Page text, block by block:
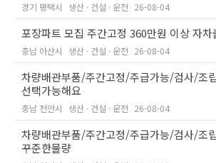
경기 평택시 생산 · 건설 · 운전 26-08-04
포장파트 모집 주간고정 360만원 이상 자
충남 아산시 생산 · 건설 · 운전 26-08-04
차량배관부품/주간고정/주급가능/검사/조
선택가능해요
충남 천안시 생산 · 건설 · 운전 26-08-04
차량배관부품/주간고정/주급가능/검사/조
꾸준한물량